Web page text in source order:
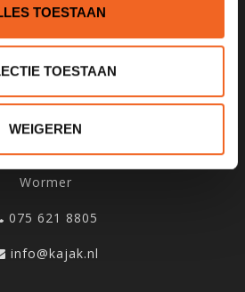
TOESTAAN
TOESTAAN
WEIGEREN
ARJAN BLOEM
Poelweg 1B
1531MD
Wormer
075 621 8805
info@kajak.nl